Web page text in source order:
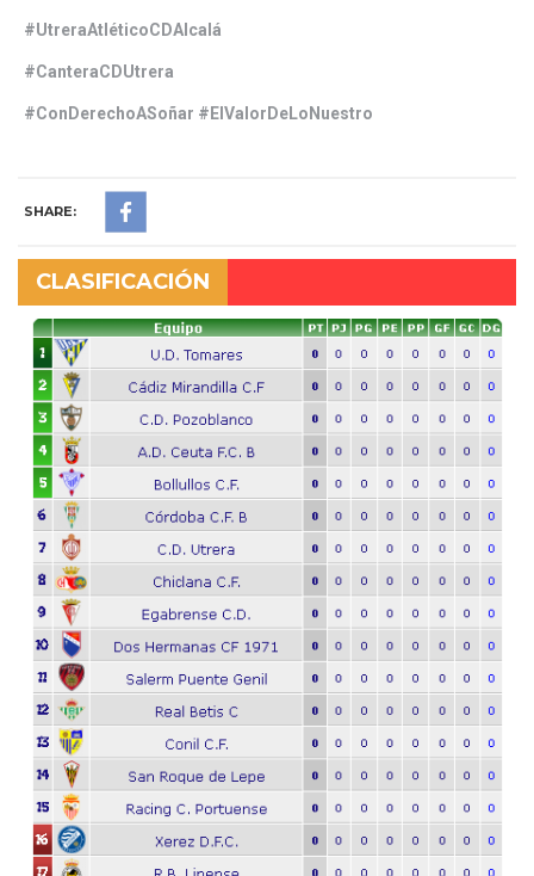
#UtreraAtléticoCDAlcalá
#CanteraCDUtrera
#ConDerechoASoñar #ElValorDeLoNuestro
SHARE:
CLASIFICACIÓN